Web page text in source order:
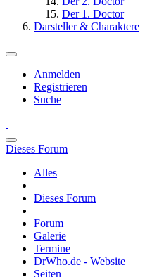
Der 1. Doctor
Darsteller & Charaktere
Anmelden
Registrieren
Suche
Dieses Forum
Alles
Dieses Forum
Forum
Galerie
Termine
DrWho.de - Website
Seiten